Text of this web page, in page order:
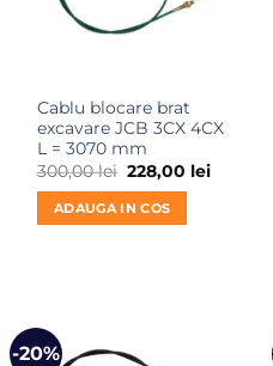
Cablu blocare brat
excavare JCB 3CX 4CX
L = 3070 mm
300,00lei Prețul
inițial
a
fost:
300,00 lei.
228,00 leiPrețul
ADAUGA IN COS
-20%